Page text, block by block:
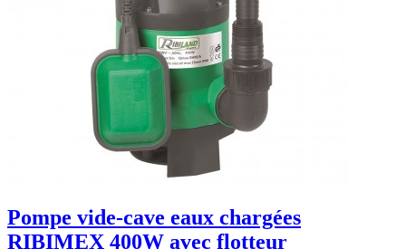
Pompe vide-cave eaux chargées
RIBIMEX 400W avec flotteur